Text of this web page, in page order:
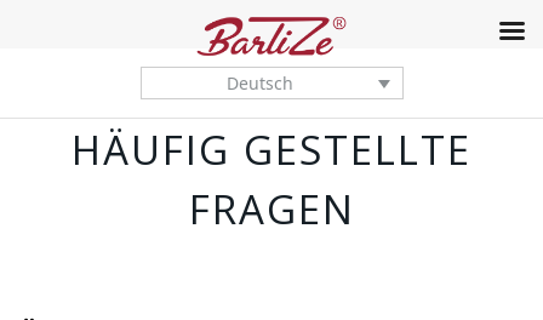
Deutsch
HÄUFIG GESTELLTE
FRAGEN